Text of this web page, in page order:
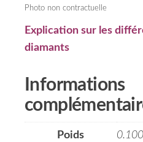
Photo non contractuelle
Explication sur les
diamants
Informations
Poids